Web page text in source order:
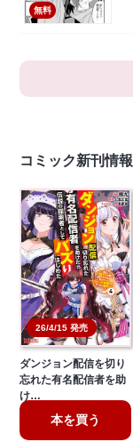
無料
コミック新刊情報
26/4/15 発売
ダンジョン配信を切り
忘れた有名配信者を助
け…
本を買う